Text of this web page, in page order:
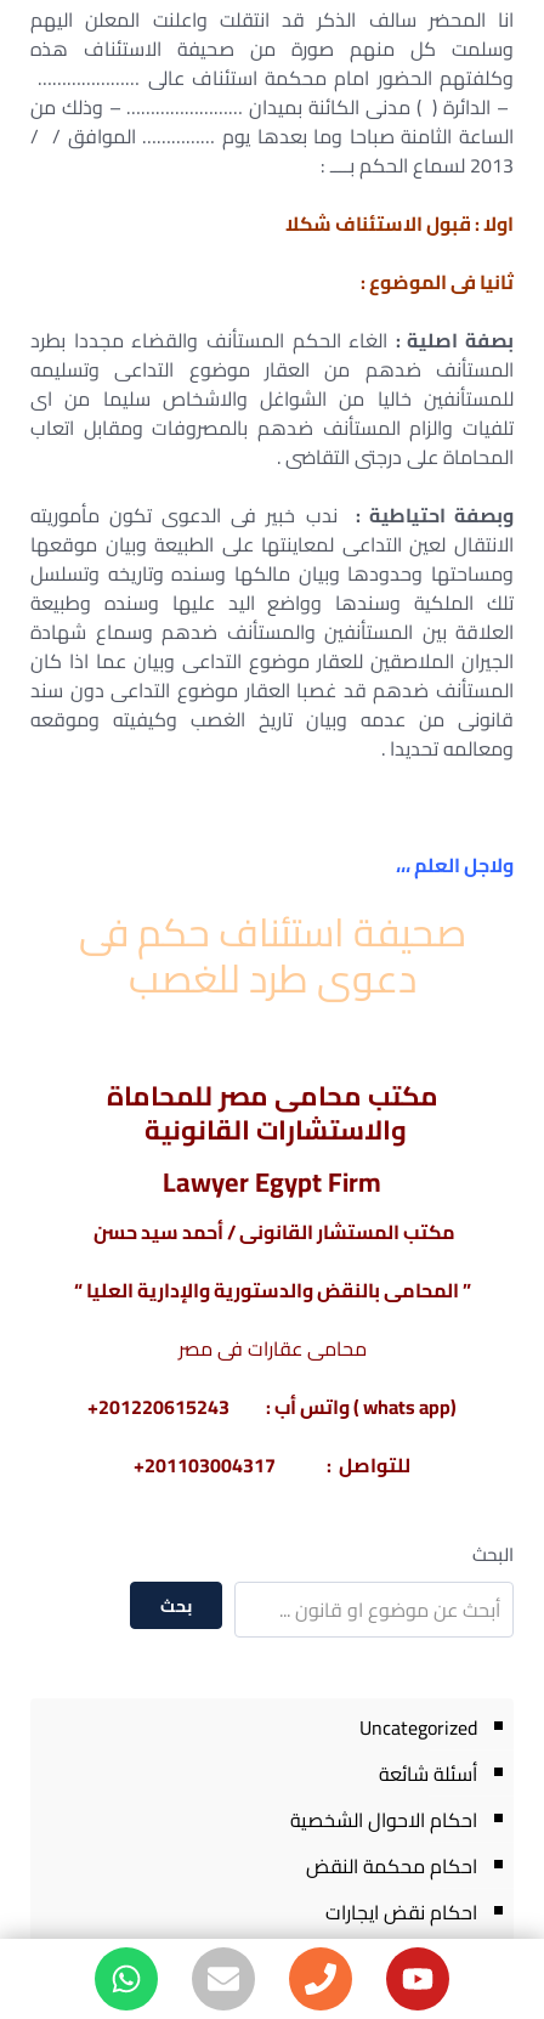
انا المحضر سالف الذكر قد انتقلت واعلنت المعلن اليهم
وسلمت كل منهم صورة من صحيفة الاستئناف هذه
وكلفتهم الحضور امام محكمة استئناف عالى …………………
– الدائرة ( ) مدنى الكائنة بميدان …………………… – وذلك من
الساعة الثامنة صباحا وما بعدها يوم …………… الموافق / /
2013 لسماع الحكم بــــ :
اولا : قبول الاستئناف شكلا
ثانيا فى الموضوع :
بصفة اصلية : الغاء الحكم المستأنف والقضاء مجددا بطرد
المستأنف ضدهم من العقار موضوع التداعى وتسليمه
للمستأنفين خاليا من الشواغل والاشخاص سليما من اى
تلفيات والزام المستأنف ضدهم بالمصروفات ومقابل اتعاب
المحاماة على درجتى التقاضى .
وبصفة احتياطية : ندب خبير فى الدعوى تكون مأموريته
الانتقال لعين التداعى لمعاينتها على الطبيعة وبيان موقعها
ومساحتها وحدودها وبيان مالكها وسنده وتاريخه وتسلسل
تلك الملكية وسندها وواضع اليد عليها وسنده وطبيعة
العلاقة بين المستأنفين والمستأنف ضدهم وسماع شهادة
الجيران الملاصقين للعقار موضوع التداعى وبيان عما اذا كان
المستأنف ضدهم قد غصبا العقار موضوع التداعى دون سند
قانونى من عدمه وبيان تاريخ الغصب وكيفيته وموقعه
ومعالمه تحديدا .
ولاجل العلم ،،،
صحيفة استئناف حكم فى
دعوى طرد للغصب
مكتب محامى مصر للمحاماة
والاستشارات القانونية
Lawyer Egypt Firm
مكتب المستشار القانونى / أحمد سيد حسن
” المحامى بالنقض والدستورية والإدارية العليا “
محامى عقارات فى مصر
(whats app ) واتس أب : 201220615243+
للتواصل : 201103004317+
البحث
بحث
Uncategorized
أسئلة شائعة
احكام الاحوال الشخصية
احكام محكمة النقض
احكام نقض ايجارات
احكام نقض تجارى
احكام نقض جنائية